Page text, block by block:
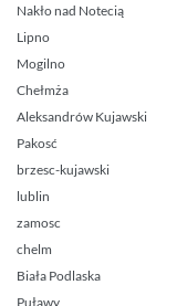
Nakło nad Notecią
Lipno
Mogilno
Chełmża
Aleksandrów Kujawski
Pakosć
brzesc-kujawski
lublin
zamosc
chelm
Biała Podlaska
Puławy